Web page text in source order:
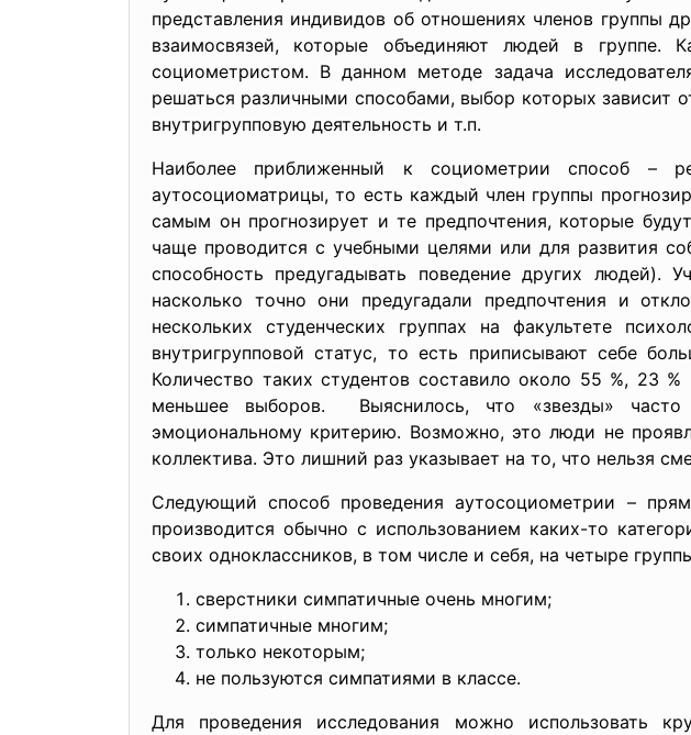
представления индивидов об отношениях членов группы
взаимосвязей, которые объединяют людей в
социометристом. В данном методе задача
решаться различными способами, выбор которых зависит
внутригрупповую деятельность и т.п.
Наиболее приближенный к социометрии способ –
аутосоциоматрицы, то есть каждый член группы
самым он прогнозирует и те предпочтения, которые
чаще проводится с учебными целями или для развития
способность предугадывать поведение других людей).
насколько точно они предугадали предпочтения и
нескольких студенческих группах на факультете
внутригрупповой статус, то есть приписывают себе
Количество таких студентов составило около 55 %, 23
меньшее выборов. Выяснилось, что «звезды»
эмоциональному критерию. Возможно, это люди не
коллектива. Это лишний раз указывает на то, что нельзя
Следующий способ проведения аутосоциометрии –
производится обычно с использованием каких-то
своих одноклассников, в том числе и себя, на четыре
сверстники симпатичные очень многим;
симпатичные многим;
только некоторым;
не пользуются симпатиями в классе.
Для проведения исследования можно использовать